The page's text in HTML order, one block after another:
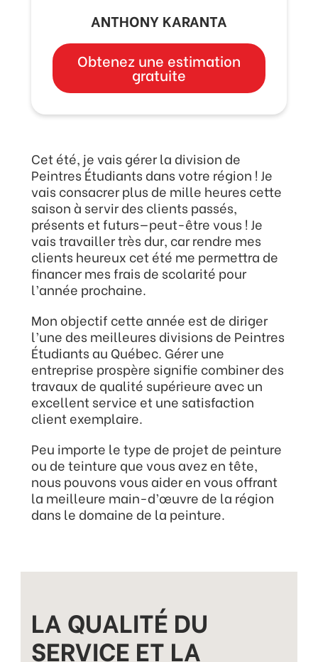
ANTHONY KARANTA
Obtenez une estimation
gratuite
Cet été, je vais gérer la division de
Peintres Étudiants dans votre région ! Je
vais consacrer plus de mille heures cette
saison à servir des clients passés,
présents et futurs—peut-être vous ! Je
vais travailler très dur, car rendre mes
clients heureux cet été me permettra de
financer mes frais de scolarité pour
l’année prochaine.
Mon objectif cette année est de diriger
l’une des meilleures divisions de Peintres
Étudiants au Québec. Gérer une
entreprise prospère signifie combiner des
travaux de qualité supérieure avec un
excellent service et une satisfaction
client exemplaire.
Peu importe le type de projet de peinture
ou de teinture que vous avez en tête,
nous pouvons vous aider en vous offrant
la meilleure main-d’œuvre de la région
dans le domaine de la peinture.
LA QUALITÉ DU
SERVICE ET LA